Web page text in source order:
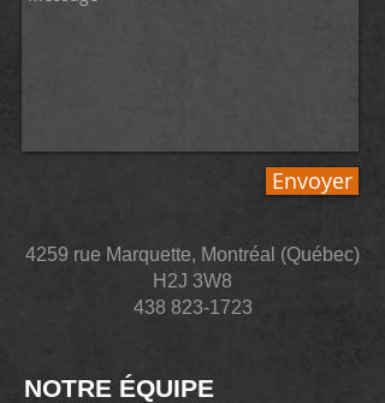
Envoyer
4259 rue Marquette, Montréal (Québec)
H2J 3W8
438 823-1723
NOTRE ÉQUIPE